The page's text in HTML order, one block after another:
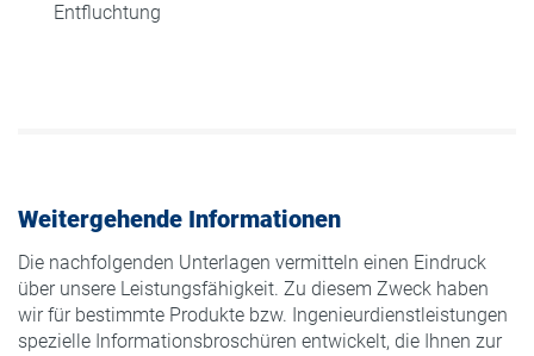
Entfluchtung
Weitergehende Informationen
Die nachfolgenden Unterlagen vermitteln einen Eindruck
über unsere Leistungsfähigkeit. Zu diesem Zweck haben
wir für bestimmte Produkte bzw. Ingenieurdienstleistungen
spezielle Informationsbroschüren entwickelt, die Ihnen zur